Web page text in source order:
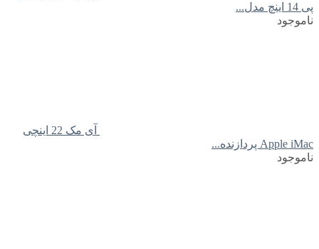
پی 14 اینچ مدل...
ناموجود
آی مک 22 اینچی
Apple iMac پردازنده...
ناموجود